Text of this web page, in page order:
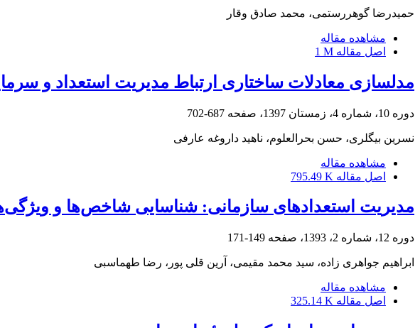
حمیدرضا گوهررستمی، محمد صادق وقار
مشاهده مقاله
اصل مقاله 1 M
مدلسازی معادلات ساختاری ارتباط مدیریت استعداد و
دوره 10، شماره 4، زمستان 1397، صفحه 687-702
نسرین بیگلری، حسن بحرالعلوم، ناهید داروغه عارفی
مشاهده مقاله
اصل مقاله 795.49 K
مدیریت استعدادهای سازمانی: شناسایی شاخص‌ها و
دوره 12، شماره 2، 1393، صفحه 149-171
ابراهیم جواهری زاده، سید محمد مقیمی، آرین قلی پور، رضا طهماسبی
مشاهده مقاله
اصل مقاله 325.14 K